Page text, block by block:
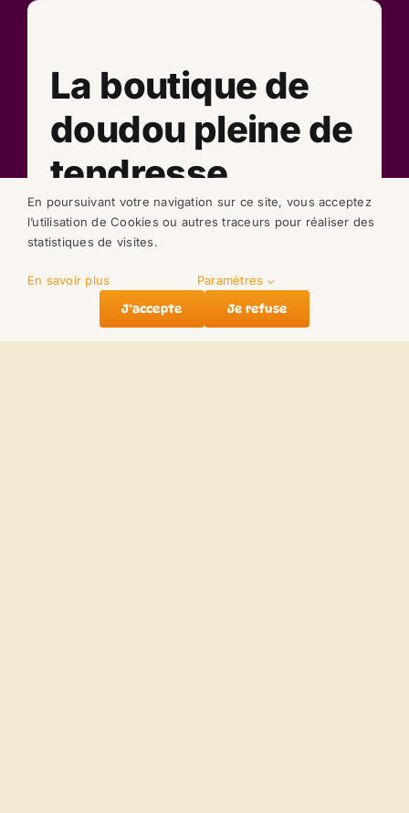
La boutique de
doudou pleine de
tendresse.
Nos doudous
En poursuivant votre navigation sur ce site, vous acceptez
l’utilisation de Cookies ou autres traceurs pour réaliser des
statistiques de visites.
En savoir plus
Paramètres
J'accepte
Je refuse